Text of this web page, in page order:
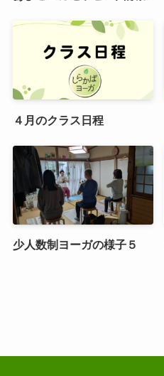
４月のクラス日程
少人数制ヨーガの様子５